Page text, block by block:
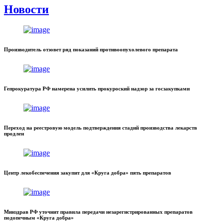
Новости
Производитель отзовет ряд показаний противоопухолевого препарата
Гепрокуратура РФ намерена усилить прокуроский надзор за госзакупками
Переход на реестровую модель подтверждения стадий производства лекарств
продлен
Центр лекобеспечения закупит для «Круга добра» пять препаратов
Минздрав РФ уточнит правила передачи незарегистрированных препаратов
подопечным «Круга добра»